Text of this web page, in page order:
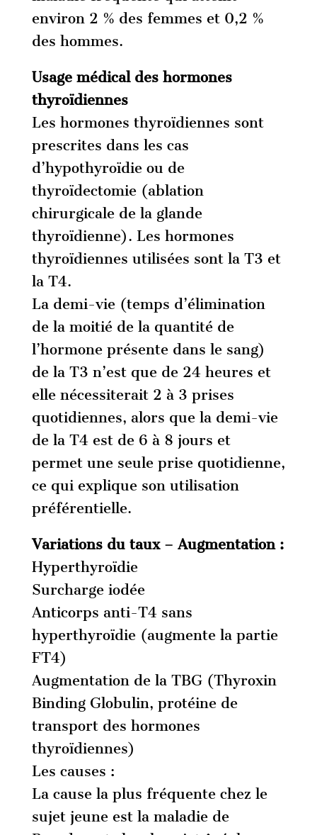
environ 2 % des femmes et 0,2 %
des hommes.
Usage médical des hormones
thyroïdiennes
Les hormones thyroïdiennes sont
prescrites dans les cas
d’hypothyroïdie ou de
thyroïdectomie (ablation
chirurgicale de la glande
thyroïdienne). Les hormones
thyroïdiennes utilisées sont la T3 et
la T4.
La demi-vie (temps d’élimination
de la moitié de la quantité de
l’hormone présente dans le sang)
de la T3 n’est que de 24 heures et
elle nécessiterait 2 à 3 prises
quotidiennes, alors que la demi-vie
de la T4 est de 6 à 8 jours et
permet une seule prise quotidienne,
ce qui explique son utilisation
préférentielle.
Variations du taux– Augmentation :
Hyperthyroïdie
Surcharge iodée
Anticorps anti-T4 sans
hyperthyroïdie (augmente la partie
FT4)
Augmentation de la TBG (Thyroxin
Binding Globulin, protéine de
transport des hormones
thyroïdiennes)
Les causes :
La cause la plus fréquente chez le
sujet jeune est la maladie de